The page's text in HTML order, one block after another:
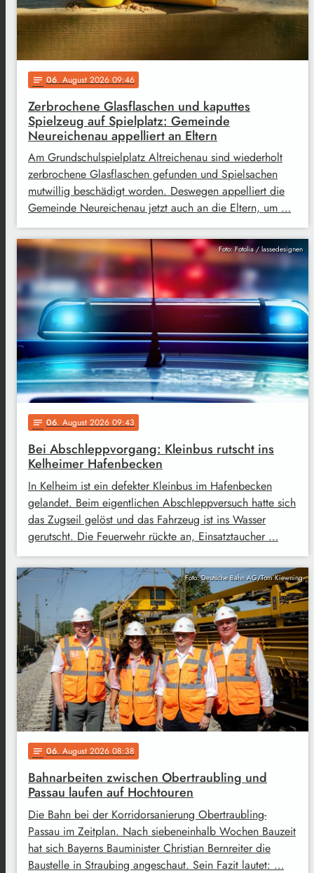
notes 06. August 2026 09:46
Zerbrochene Glasflaschen und kaputtes
Spielzeug auf Spielplatz: Gemeinde
Neureichenau appelliert an Eltern
Am Grundschulspielplatz Altreichenau sind wiederholt
zerbrochene Glasflaschen gefunden und Spielsachen
mutwillig beschädigt worden. Deswegen appelliert die
Gemeinde Neureichenau jetzt auch an die Eltern, um …
Foto: Fotolia / lassedesignen
notes 06. August 2026 09:43
Bei Abschleppvorgang: Kleinbus rutscht ins
Kelheimer Hafenbecken
In Kelheim ist ein defekter Kleinbus im Hafenbecken
gelandet. Beim eigentlichen Abschleppversuch hatte sich
das Zugseil gelöst und das Fahrzeug ist ins Wasser
gerutscht. Die Feuerwehr rückte an, Einsatztaucher …
Foto: Deutsche Bahn AG/Tom Kiewning
notes 06. August 2026 08:38
Bahnarbeiten zwischen Obertraubling und
Passau laufen auf Hochtouren
Die Bahn bei der Korridorsanierung Obertraubling-
Passau im Zeitplan. Nach siebeneinhalb Wochen Bauzeit
hat sich Bayerns Bauminister Christian Bernreiter die
Baustelle in Straubing angeschaut. Sein Fazit lautet: …